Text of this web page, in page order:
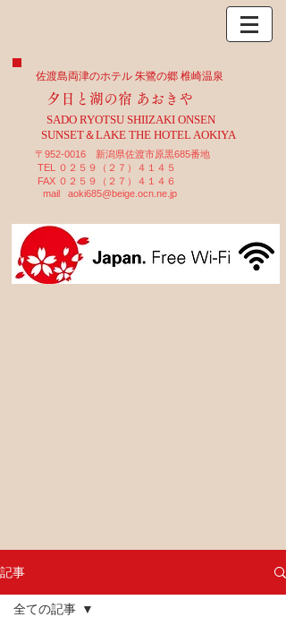
佐渡島両津のホテル 朱鷺の郷 椎崎温泉
夕日と湖の宿 あおきや
SADO RYOTSU SHIIZAKI ONSEN
SUNSET＆LAKE THE HOTEL AOKIYA
〒952-0016 新潟県佐渡市原黒685番地
TEL ０２５９（２７）４１４５
FAX ０２５９（２７）４１４６
mail aoki685@beige.ocn.ne.jp
記事
全ての記事